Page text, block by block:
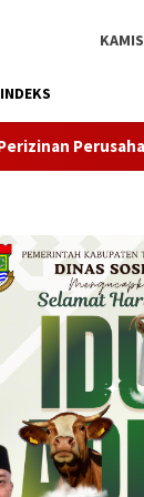
INDEKS
Hadirkan